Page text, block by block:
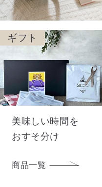
ギフト
美味しい時間を
おすそ分け
商品一覧